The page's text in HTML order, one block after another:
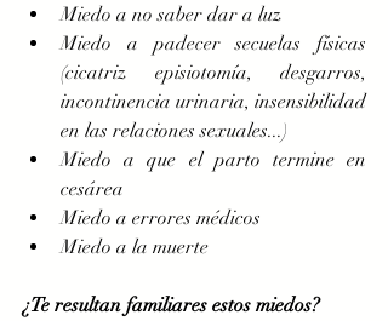
Miedo a no saber dar a luz
Miedo a padecer secuelas físicas
(cicatriz episiotomía, desgarros,
incontinencia urinaria, insensibilidad
en las relaciones sexuales...)
Miedo a que el parto termine en
cesárea
Miedo a errores médicos
Miedo a la muerte
¿Te resultan familiares estos miedos?